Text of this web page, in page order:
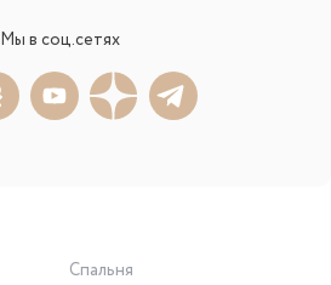
Мы в соц.сетях
Спальня